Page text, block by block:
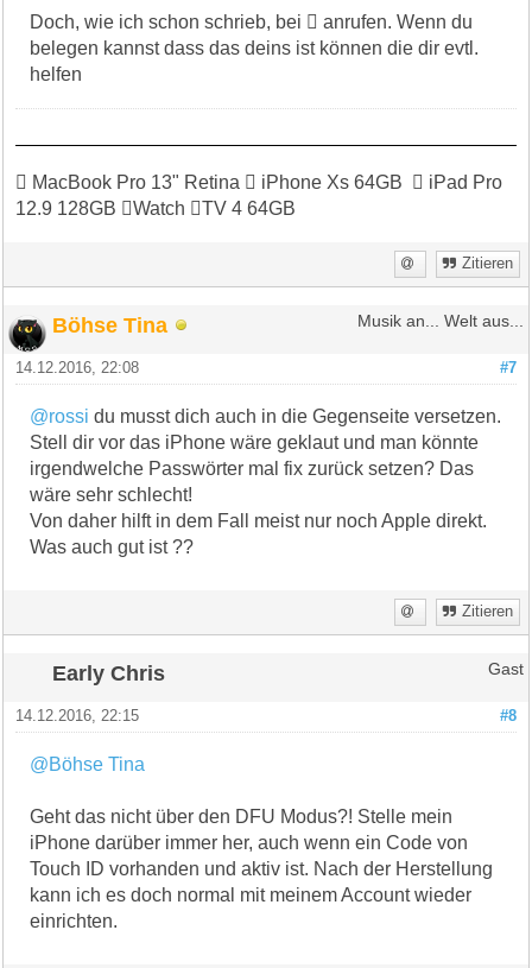
Doch, wie ich schon schrieb, bei  anrufen. Wenn du
belegen kannst dass das deins ist können die dir evtl.
helfen
 MacBook Pro 13" Retina  iPhone Xs 64GB  iPad Pro
12.9 128GB Watch TV 4 64GB
Zitieren
Böhse Tina Musik an... Welt aus...
#7
14.12.2016, 22:08
@rossi du musst dich auch in die Gegenseite versetzen.
Stell dir vor das iPhone wäre geklaut und man könnte
irgendwelche Passwörter mal fix zurück setzen? Das
wäre sehr schlecht!
Von daher hilft in dem Fall meist nur noch Apple direkt.
Was auch gut ist ??
Zitieren
Early Chris Gast
#8
14.12.2016, 22:15
@Böhse Tina
Geht das nicht über den DFU Modus?! Stelle mein
iPhone darüber immer her, auch wenn ein Code von
Touch ID vorhanden und aktiv ist. Nach der Herstellung
kann ich es doch normal mit meinem Account wieder
einrichten.